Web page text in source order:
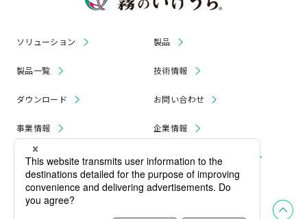
ソリューション 製品
製品一覧 技術情報
ダウンロード お問い合わせ
事業情報 企業情報
お知らせ リコール・無償修理 情報
採用情報 プライバシーポリシー